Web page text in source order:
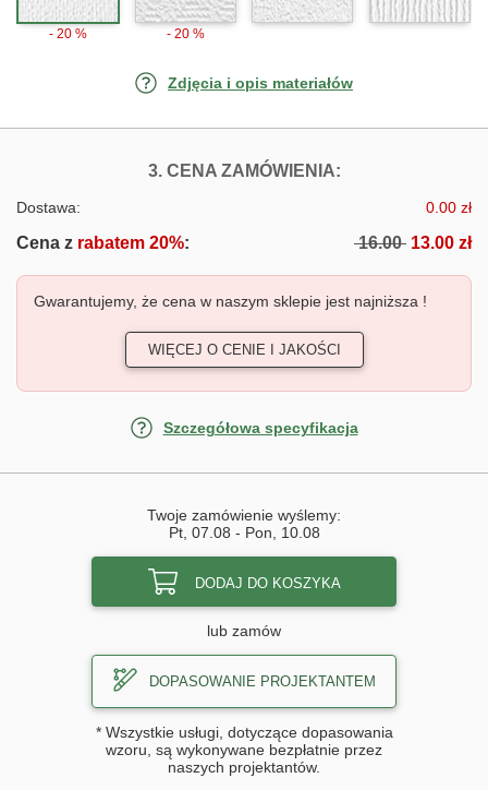
- 20 % - 20 %
Zdjęcia i opis materiałów
3. CENA ZAMÓWIENIA:FOTOTAPETY
Dostawa: 0.00 zł
Cena z rabatem 20%: 16.00 13.00 zł
Gwarantujemy, że cena w naszym sklepie jest najniższa !
WIĘCEJ O CENIE I JAKOŚCI
Szczegółowa specyfikacja
Twoje zamówienie wyślemy:
Pt, 07.08 - Pon, 10.08
DODAJ DO KOSZYKA
lub zamów
DOPASOWANIE PROJEKTANTEM
* Wszystkie usługi, dotyczące dopasowania
wzoru, są wykonywane bezpłatnie przez
naszych projektantów.